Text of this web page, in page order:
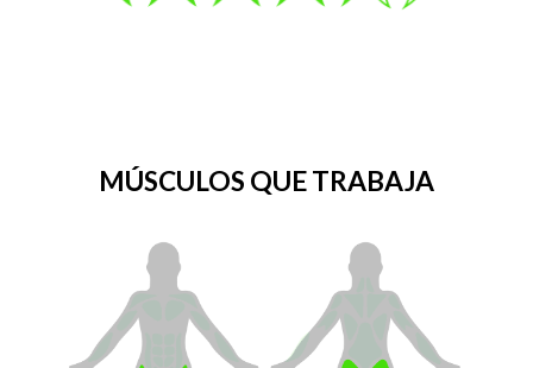
MÚSCULOS QUE TRABAJA